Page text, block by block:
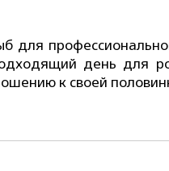
для
день для
к своей